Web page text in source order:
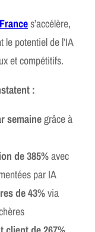
s’accélère,
potentiel de l’IA
et compétitifs.
:
semainegrâce à
de 385%avec
par IA
de 43%via